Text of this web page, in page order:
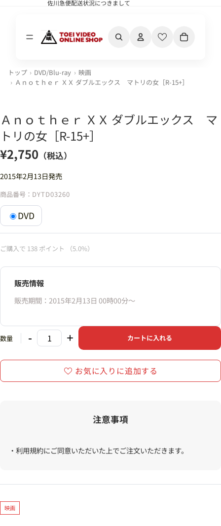
佐川急便配送状況につきまして
佐川急便配送状況につきまして
トップ DVD/Blu-ray
映画
Ａｎｏｔｈｅｒ ＸＸ ダブルエックス マトリの女［R-15+］
Ａｎｏｔｈｅｒ ＸＸ ダブルエックス マ
トリの女［R-15+］
¥2,750 （税込）
2015年2月13日発売
商品番号： DYTD03260
DVD
ご購入で 138 ポイント （5.0%）
販売情報
販売期間：2015年2月13日 00時00分〜
数量 - + カートに入れる
お気に入りに追加する
注意事項
・利用規約にご同意いただいた上でご注文いただきます。
映画